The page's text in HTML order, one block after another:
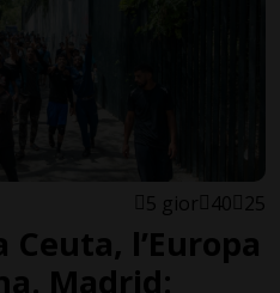
5 gior 40 25
l’Europa
Madrid: